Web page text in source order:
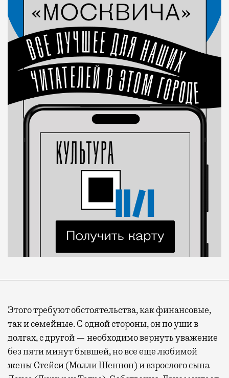
Современный путешественник часто берет
с собой не только чемодан, но и ноутбук.
А ожидание рейса все чаще превращается
не в потерянное время, а в возможность
спокойно закончить дела или спланировать
активности в путешествии, например
Этого требуют обстоятельства, как финансовые,
так и семейные. С одной стороны, он по уши в
долгах, с другой — необходимо вернуть уважение
без пяти минут бывшей, но все еще любимой
жены Стейси (Молли Шеннон) и взрослого сына